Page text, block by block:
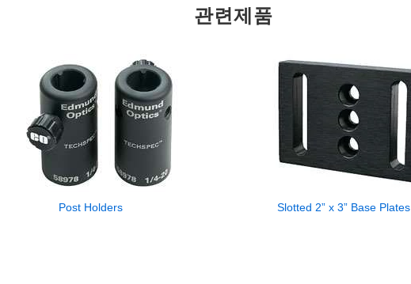
관련제품
Post Holders Slotted 2” x 3” Base Plates